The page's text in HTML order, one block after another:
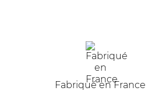
Fabriqué en France